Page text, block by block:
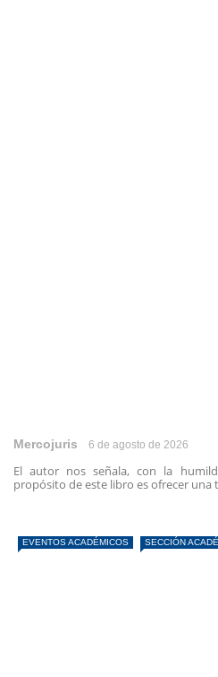
Mercojuris 6 de agosto de 2026
El autor nos señala, con la
propósito de este libro es ofrecer una
EVENTOS ACADÉMICOS SECCIÓN